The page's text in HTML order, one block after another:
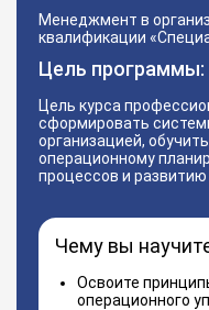
Менеджмент в
квалификации
Цель программы:
Цель курса
сформировать
организацией,
операционному
процессов и развитию
Чему вы
Освоите
операционного